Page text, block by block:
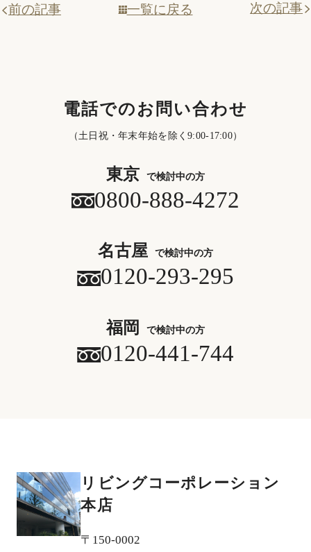
前の記事 一覧に戻る 次の記事
電話でのお問い合わせ
（土日祝・年末年始を除く9:00-17:00）
東京 で検討中の方
0800-888-4272
名古屋 で検討中の方
0120-293-295
福岡 で検討中の方
0120-441-744
リビングコーポレーション
本店
〒150-0002